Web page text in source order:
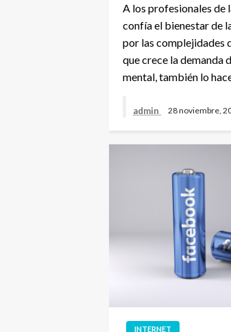
A los profesionales de
confía el bienestar de
por las complejidades
que crece la demanda
mental, también lo
admin 28 noviembre,
INTERNET